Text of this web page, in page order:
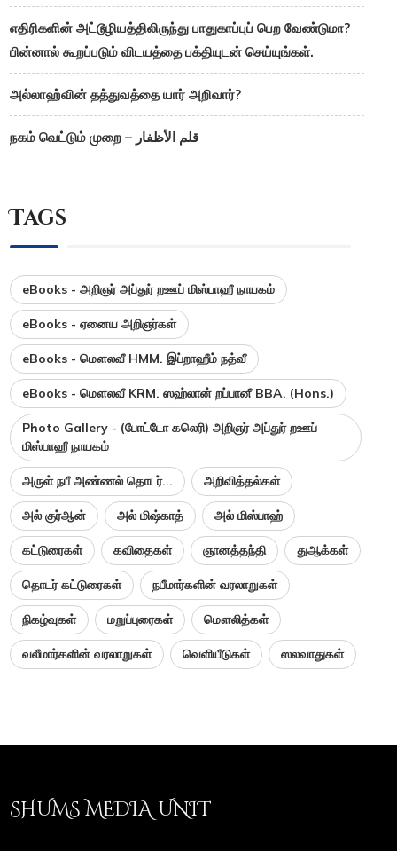
எதிரிகளின் அட்டூழியத்திலிருந்து பாதுகாப்புப் பெற வேண்டுமா?
பின்னால் கூறப்படும் விடயத்தை பக்தியுடன் செய்யுங்கள்.
அல்லாஹ்வின் தத்துவத்தை யார் அறிவார்?
நகம் வெட்டும் முறை – قلم الأظفار
Tags
eBooks - அறிஞர் அப்துர் றஊப் மிஸ்பாஹீ நாயகம்
eBooks - ஏனைய அறிஞர்கள்
eBooks - மௌலவீ HMM. இப்றாஹீம் நத்வீ
eBooks - மௌலவீ KRM. ஸஹ்லான் றப்பானீ BBA. (Hons.)
Photo Gallery - (போட்டோ கலெரி) அறிஞர் அப்துர் றஊப்
மிஸ்பாஹீ நாயகம்
அருள் நபீ அண்ணல் தொடர்... அறிவித்தல்கள்
அல் குர்ஆன் அல் மிஷ்காத் அல் மிஸ்பாஹ்
கட்டுரைகள் கவிதைகள் ஞானத்தந்தி துஆக்கள்
தொடர் கட்டுரைகள் நபீமார்களின் வரலாறுகள்
நிகழ்வுகள் மறுப்புரைகள் மௌலித்கள்
வலீமார்களின் வரலாறுகள் வெளியீடுகள் ஸலவாதுகள்
SHUMS MEDIA UNIT